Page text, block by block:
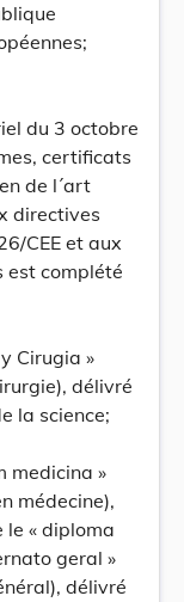
du 3 octobre
certificats
de l´art
directives
CEE et aux
est complété
Cirugia »
délivré
la science;
medicina »
médecine),
« diploma
geral »
délivré